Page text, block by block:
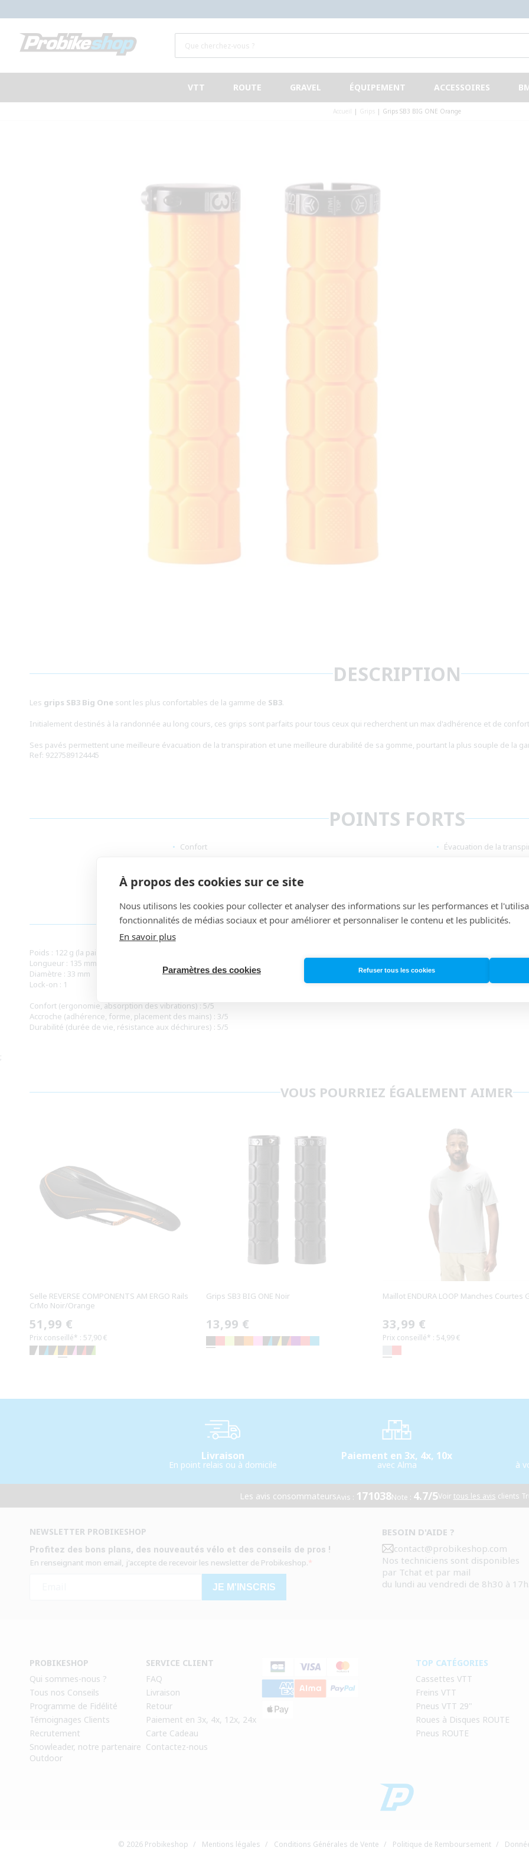
AU
Que cherchez-vous ?
VTT ROUTE GRAVEL ÉQUIPEMENT ACCESSOIRES
Accueil | Grips | Grips SB3 BIG ONE Orange
fenêtre
DESCRIPTION
Les grips SB3 Big One sont les plus confortables de la gamme de SB3.
Initialement destinés à la randonnée au long cours, ces grips sont parfaits pour tous ceux qui recherchent un max d'adhérence et de
Ses pavés permettent une meilleure évacuation de la transpiration et une meilleure durabilité de sa gomme, pourtant la plus souple de la
Ref: 9227589124445
POINTS FORTS
Confort
Évacuation de la
INFORMATIONS TECHNIQUES
Poids : 122 g (la paire avec lock-on)
Longueur : 135 mm
Diamètre : 33 mm
Lock-on : 1
Confort (ergonomie, absorption des vibrations) : 5/5
Accroche (adhérence, forme, placement des mains) : 3/5
Durabilité (durée de vie, résistance aux déchirures) : 5/5
;
VOUS POURRIEZ ÉGALEMENT AIMER
Selle REVERSE COMPONENTS AM ERGO Rails
CrMo Noir/Orange
Prix
habituel
51,99 €
Prix conseillé* : 57,90 €
Grips SB3 BIG ONE Noir
Prix
habituel
13,99 €
Maillot ENDURA LOOP Manches Courtes
Prix
habituel
33,99 €
Prix conseillé* : 54,99 €
Livraison
En point relais ou à domicile
Paiement en 3x, 4x, 10x
avec Alma à
Les avis consommateursAvis : 171038Note : 4.7/5Voir tous les avis clients
NEWSLETTER PROBIKESHOP
Profitez des bons plans, des nouveautés vélo et des conseils de pros !
En renseignant mon email, j'accepte de recevoir les newsletter de Probikeshop.
JE M'INSCRIS
BESOIN D'AIDE ?
contact@probikeshop.com
Nos techniciens sont disponibles
par Tchat et par mail
du lundi au vendredi de 8h30 à 17h.
PROBIKESHOP
Qui sommes-nous ?
Tous nos Conseils
Programme de Fidélité
Témoignages Clients
Recrutement
Snowleader, notre partenaire
Outdoor
SERVICE CLIENT
FAQ
Livraison
Retour
Paiement en 3x, 4x, 12x, 24x
Carte Cadeau
Contactez-nous
TOP CATÉGORIES
Cassettes VTT
Freins VTT
Pneus VTT 29"
Roues à Disques ROUTE
Pneus ROUTE
© 2026 Probikeshop / Mentions légales / Conditions Générales de Vente / Politique de Remboursement /
À propos des cookies sur ce site
Nous utilisons les cookies pour collecter et analyser des informations sur les performances et
fonctionnalités de médias sociaux et pour améliorer et personnaliser le contenu et les publicités.
En savoir plus
Paramètres des cookies Refuser tous les cookies